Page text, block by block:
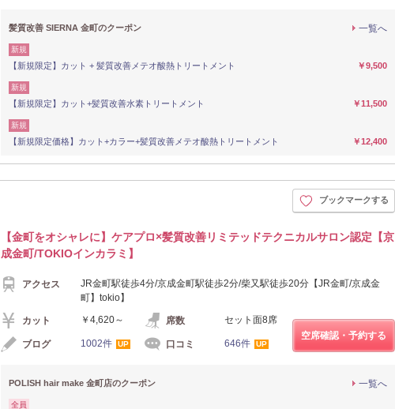
髪質改善 SIERNA 金町のクーポン 一覧へ
新規
【新規限定】カット + 髪質改善メテオ酸熱トリートメント ￥9,500
新規
【新規限定】カット+髪質改善水素トリートメント ￥11,500
新規
【新規限定価格】カット+カラー+髪質改善メテオ酸熱トリートメント ￥12,400
ブックマークする
【金町をオシャレに】ケアプロ×髪質改善リミテッドテクニカルサロン認定【京
成金町/TOKIOインカラミ】
アクセス
JR金町駅徒歩4分/京成金町駅徒歩2分/柴又駅徒歩20分【JR金町/京成金
町】tokio】
カット ￥4,620～ 席数 セット面8席
ブログ 1002件 UP 口コミ 646件 UP
空席確認・予約する
POLISH hair make 金町店のクーポン 一覧へ
全員